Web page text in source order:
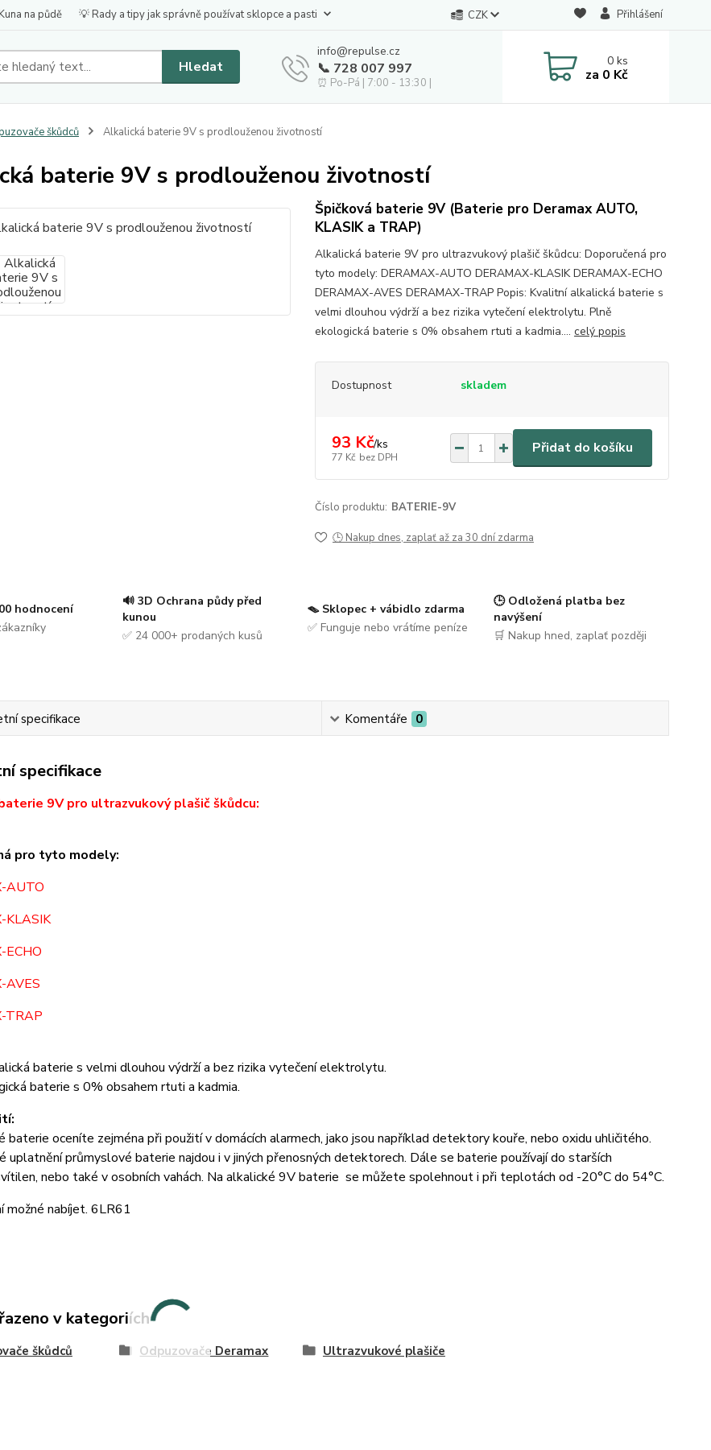
na půdě 💡 Rady a tipy jak správně používat sklopce a pasti CZK Přihlášení
Hledat
info@repulse.cz
📞 728 007 997
⏰ Po-Pá | 7:00 - 13:30 |
0ks
za 0 Kč
škůdců Alkalická baterie 9V s prodlouženou životností
baterie 9V s prodlouženou životností
Špičková baterie 9V (Baterie pro Deramax AUTO,
KLASIK a TRAP)
Alkalická baterie 9V pro ultrazvukový plašič škůdcu: Doporučená pro
tyto modely: DERAMAX-AUTO DERAMAX-KLASIK DERAMAX-ECHO
DERAMAX-AVES DERAMAX-TRAP Popis: Kvalitní alkalická baterie s
velmi dlouhou výdrží a bez rizika vytečení elektrolytu. Plně
ekologická baterie s 0% obsahem rtuti a kadmia.... celý popis
Dostupnost skladem
93 Kč/ks
77 Kč bez DPH
Přidat do košíku
Číslo produktu: BATERIE-9V
🕒 Nakup dnes, zaplať až za 30 dní zdarma
hodnocení
🔊 3D Ochrana půdy před
kunou
✅ 24 000+ prodaných kusů
🪤 Sklopec + vábidlo zdarma
✅ Funguje nebo vrátíme peníze
🕒 Odložená platba bez
navýšení
🛒 Nakup hned, zaplať později
specifikace Komentáře 0
specifikace
9V pro ultrazvukový plašič škůdcu:
pro tyto modely:
AUTO
KLASIK
ECHO
AVES
TRAP
baterie s velmi dlouhou výdrží a bez rizika vytečení elektrolytu.
baterie s 0% obsahem rtuti a kadmia.
baterie oceníte zejména při použití v domácích alarmech, jako jsou například detektory kouře, nebo oxidu uhličitého.
uplatnění průmyslové baterie najdou i v jiných přenosných detektorech. Dále se baterie používají do starších
nebo také v osobních vahách. Na alkalické 9V baterie se můžete spolehnout i při teplotách od -20°C do 54°C.
možné nabíjet. 6LR61
v kategoriích
škůdců Odpuzovače Deramax Ultrazvukové plašiče